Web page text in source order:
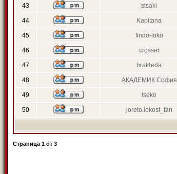
43 stsaki
44 Kapitana
45 findo-loko
46 crosser
47 brat4eda
48 АКАДЕМИК София
49 tseko
50 joreto.lokosf_fan
Страница 1 от 3